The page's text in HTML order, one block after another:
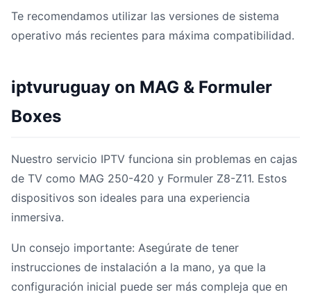
Te recomendamos utilizar las versiones de sistema
operativo más recientes para máxima compatibilidad.
iptvuruguay on MAG & Formuler
Boxes
Nuestro servicio IPTV funciona sin problemas en cajas
de TV como MAG 250-420 y Formuler Z8-Z11. Estos
dispositivos son ideales para una experiencia
inmersiva.
Un consejo importante: Asegúrate de tener
instrucciones de instalación a la mano, ya que la
configuración inicial puede ser más compleja que en